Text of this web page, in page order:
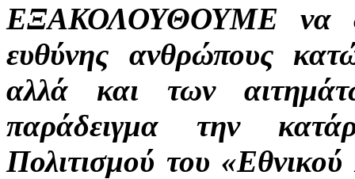
ΕΞΑΚΟΛΟΥΘΟΥΜΕ να
ευθύνης ανθρώπους
αλλά και των
παράδειγμα την
Πολιτισμού του